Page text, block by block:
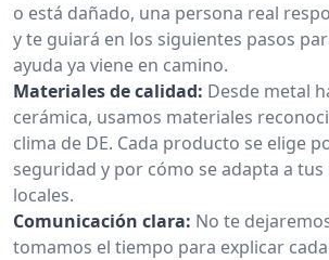
o está dañado, una persona real
y te guiará en los siguientes pasos
ayuda ya viene en camino.
Materiales de calidad: Desde metal
cerámica, usamos materiales
clima de DE. Cada producto se elige
seguridad y por cómo se adapta a tus
locales.
Comunicación clara: No te
tomamos el tiempo para explicar